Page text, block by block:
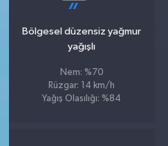
Bölgesel düzensiz yağmur
yağışlı
Nem: %70
Rüzgar: 14 km/h
Yağış Olasılığı: %84